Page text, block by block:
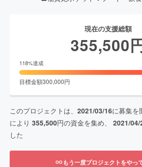
現在の支援総額
355,500
118%達成
目標金額300,000円
このプロジェクトは、 2021/03/16に募集を
により 355,500円の資金を集め、 2021/04/
した
もう一度プロジェクトをやっ